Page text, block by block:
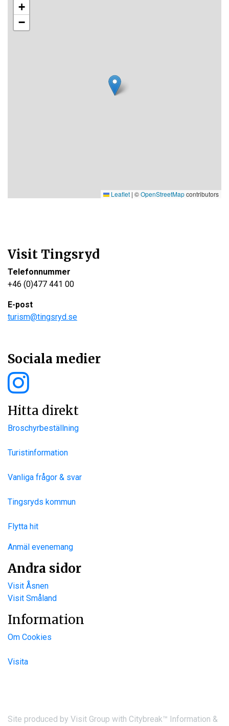
+
−
Leaflet | ©OpenStreetMapcontributors
Visit Tingsryd
Telefonnummer
+46 (0)477 441 00
E-post
turism@tingsryd.se
Sociala medier
Hitta direkt
Broschyrbeställning
Turistinformation
Vanliga frågor & svar
Tingsryds kommun
Flytta hit
Anmäl evenemang
Andra sidor
Visit Åsnen
Visit Småland
Information
Om Cookies
Visita
Site produced by Visit Group with Citybreak™ Information &